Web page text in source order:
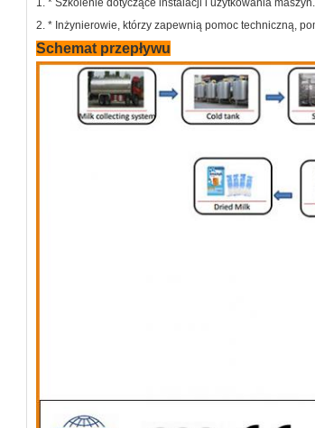
1. * Szkolenie dotyczące instalacji i użytkowania maszyn.
2. * Inżynierowie, którzy zapewnią pomoc techniczną,
Schemat przepływu